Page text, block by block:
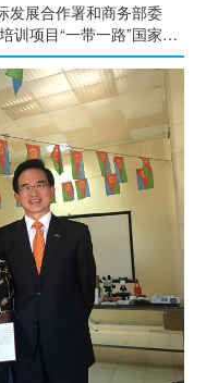
发展合作署和商务部委
训项目“一带一路”国家基
所（中心）承办的第150
俄比亚、肯尼亚、蒙
的36名政府官员、技术
修班。